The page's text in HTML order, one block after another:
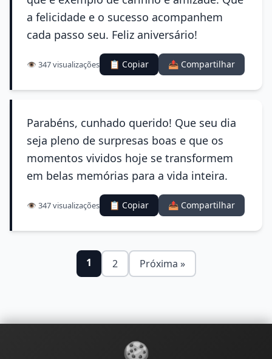
a felicidade e o sucesso acompanhem
cada passo seu. Feliz aniversário!
👁️ 347 visualizações 📋 Copiar 📤 Compartilhar
Parabéns, cunhado querido! Que seu dia
seja pleno de surpresas boas e que os
momentos vividos hoje se transformem
em belas memórias para a vida inteira.
👁️ 347 visualizações 📋 Copiar 📤 Compartilhar
1 2 Próxima »
🍪